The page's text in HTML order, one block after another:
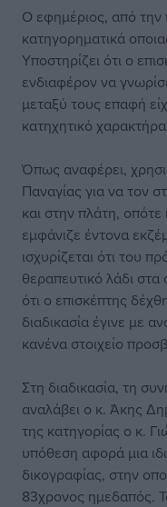
Ο εφημέριος, από την
κατηγορηματικά
Υποστηρίζει ότι ο
ενδιαφέρον να
μεταξύ τους επαφή
κατηχητικό
Όπως αναφέρει,
Παναγίας για να τον
και στην πλάτη, οπότε
εμφάνιζε έντονα
ισχυρίζεται ότι του
θεραπευτικό λάδι
ότι ο επισκέπτης
διαδικασία έγινε με
κανένα στοιχείο
Στη διαδικασία, τη
αναλάβει ο κ. Άκης
της κατηγορίας ο κ.
υπόθεση αφορά μια
δικογραφίας, στην
83χρονος ημεδαπός.